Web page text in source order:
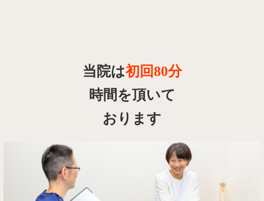
当院は初回80分
時間を頂いて
おります